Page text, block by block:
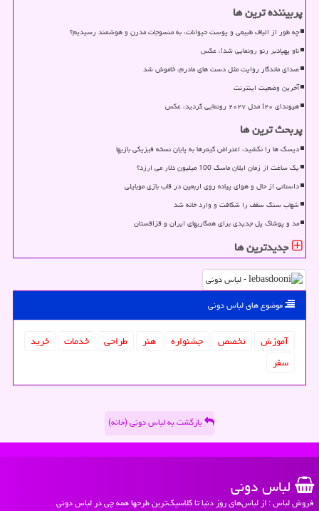
پربیننده ترین ها
چه طور از الیاف طبیعی و پوست حیوانات، به منسوجات مدرن و هوشمند رسیدیم؟
ناو پهپادبر رنو رونمایی شد!، عکس
صدای ماندگار روایت مثل دست های مادرم، خاموش شد
آخرین وضعیت اینترنت
هیوندای i۲۰ مدل ۲۰۲۷ رونمایی گردید، عکس
پربحث ترین ها
دیسک ها را نکشید، اعتراض گیمرها به پایان نسخه فیزیکی بازیها
یک ساعت از زمان ایلان ماسک 100 میلیون دلار می ارزد؟
داستانی از حال و هوای پیاده روی اربعین در قاب بازی موبایلی
شهاب سنگ سقف را شکافت و وارد خانه شد
مد و پوشاک پل جدیدی برای همکاریهای ایران و قزاقستان
جدیدترین ها
موضوع های لباس دونی
آموزش تخصص جشنواره هنر طراحی خدمات
خرید
سفر
بازگشت به لباس دونی (خانه)
لباس دونی
فروش لباس : از لباس‌های روز دنیا تا کلاسیک‌ترین طرحها همه چی در لباس دونی